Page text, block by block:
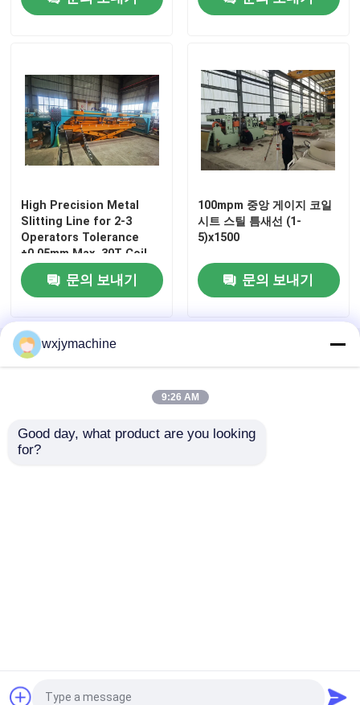
집
제품
우리에 대하여
연락주세요
정확성 틈새선
High Precision Metal
Slitting Line for 2-3
Operators Tolerance
±0.05mm Max. 30T Coil
Weight
문의 보내기
100mpm 중앙 게이지 코일
시트 스틸 틈새선 (1-
5)x1500
문의 보내기
홈 사이트맵
사이트맵
Privacy Policy
품질금속 틈새선중국 공장.Copyright © 2026
wxjymachine
9:26 AM
Good day, what product are you looking
for?